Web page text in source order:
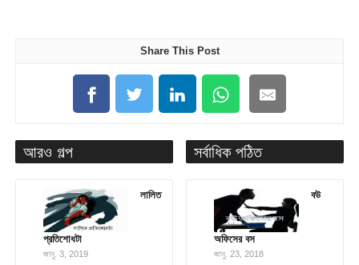
Share This Post
আরও গল্প
লালিত
প্রতিশোধটা
জানু. 3, 2019
সর্বাধিক পঠিত
বউ
অফিসের বস
জানু. 23, 2018